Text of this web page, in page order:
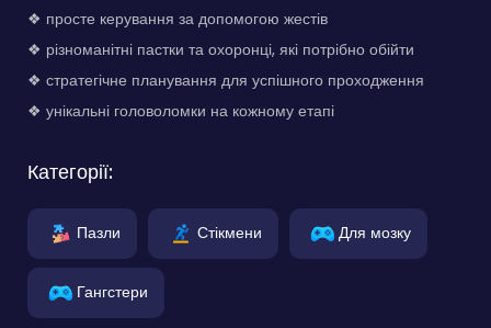
❖ просте керування за допомогою жестів
❖ різноманітні пастки та охоронці, які потрібно обійти
❖ стратегічне планування для успішного проходження
❖ унікальні головоломки на кожному етапі
Категорії:
Пазли Стікмени Для мозку
Гангстери